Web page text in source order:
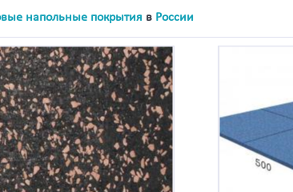
напольные покрытия в России